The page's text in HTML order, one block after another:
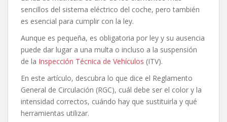
sencillos del sistema eléctrico del coche, pero también
es esencial para cumplir con la ley.
Aunque es pequeña, es obligatoria por ley y su ausencia
puede dar lugar a una multa o incluso a la suspensión
de la Inspección Técnica de Vehículos (ITV).
En este artículo, descubra lo que dice el Reglamento
General de Circulación (RGC), cuál debe ser el color y la
intensidad correctos, cuándo hay que sustituirla y qué
herramientas utilizar.